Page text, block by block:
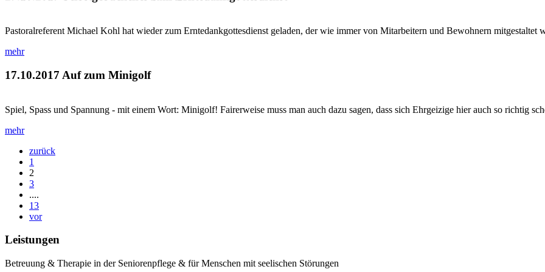
Pastoralreferent Michael Kohl hat wieder zum Erntedankgottesdienst geladen, der wie immer von Mitarbeitern und Bewohnern mitgestaltet
mehr
17.10.2017 Auf zum Minigolf
Spiel, Spass und Spannung - mit einem Wort: Minigolf! Fairerweise muss man auch dazu sagen, dass sich Ehrgeizige hier auch so richtig
mehr
zurück
1
2
3
....
13
vor
Leistungen
Betreuung & Therapie in der Seniorenpflege & für Menschen mit seelischen Störungen